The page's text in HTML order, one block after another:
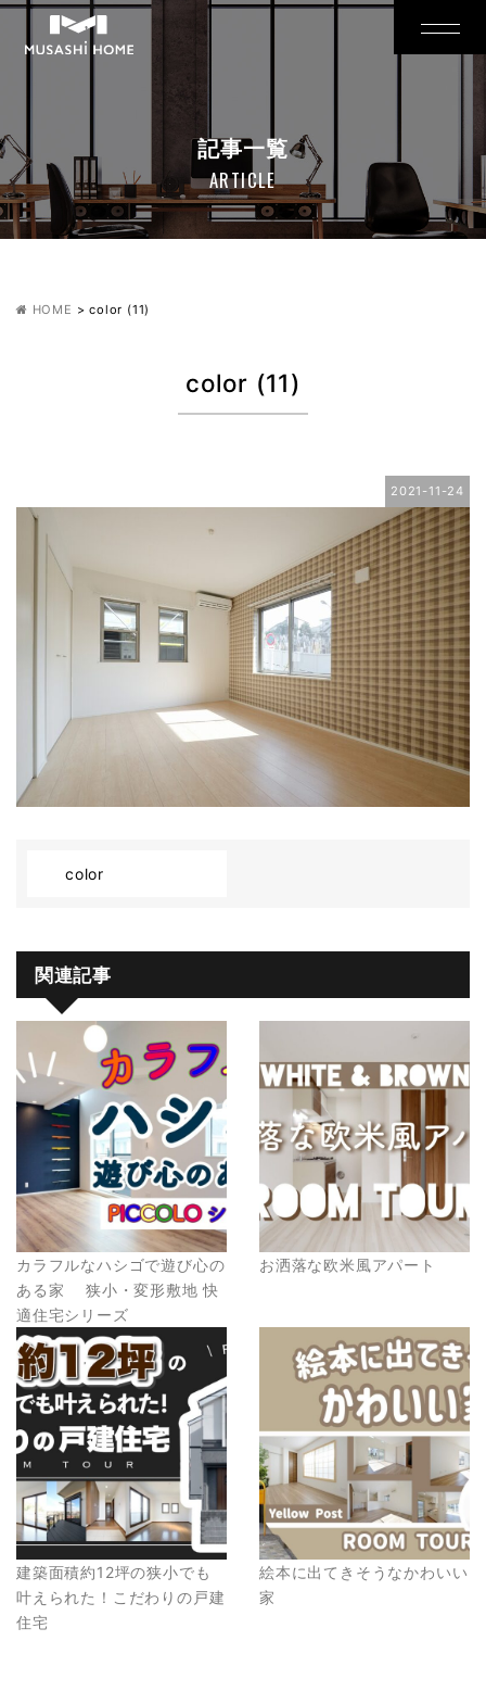
記事一覧
ARTICLE
HOME >color (11)
color (11)
2021-11-24
color
関連記事
カラフルなハシゴで遊び心の
ある家 狭小・変形敷地 快
適住宅シリーズ
お洒落な欧米風アパート
建築面積約12坪の狭小でも
叶えられた！こだわりの戸建
住宅
絵本に出てきそうなかわいい
家